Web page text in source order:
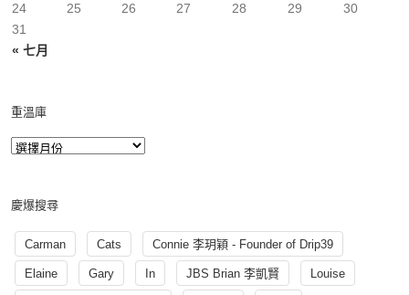
« 七月
24
25 26 27 28 29
30
31
重溫庫
慶爆搜尋
Carman Cats Connie 李玥穎 - Founder of Drip39
Elaine Gary In JBS Brian 李凱賢 Louise